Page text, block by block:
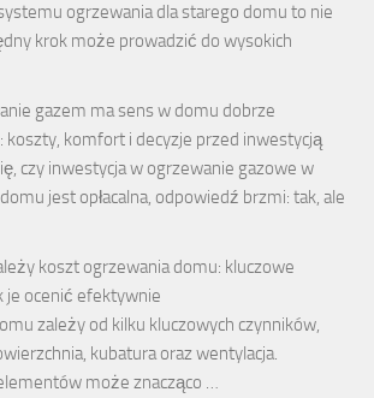
ogrzewania dla starego domu to nie
krok może prowadzić do wysokich
gazem ma sens w domu dobrze
koszty, komfort i decyzje przed inwestycją
czy inwestycja w ogrzewanie gazowe w
jest opłacalna, odpowiedź brzmi: tak, ale
koszt ogrzewania domu: kluczowe
je ocenić efektywnie
zależy od kilku kluczowych czynników,
kubatura oraz wentylacja.
może znacząco …